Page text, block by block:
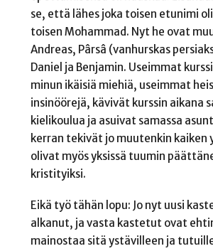
se, että lähes joka toisen etunimi
toisen Mohammad. Nyt he ovat
Andreas, Pârsâ (vanhurskas
Daniel ja Benjamin. Useimmat
minun ikäisiä miehiä, useimmat
insinöörejä, kävivät kurssin aikana
kielikoulua ja asuivat samassa
kerran tekivät jo muutenkin kaiken
olivat myös yksissä tuumin
kristityiksi.
Eikä työ tähän lopu: Jo nyt uusi
alkanut, ja vasta kastetut ovat
mainostaa sitä ystävilleen ja